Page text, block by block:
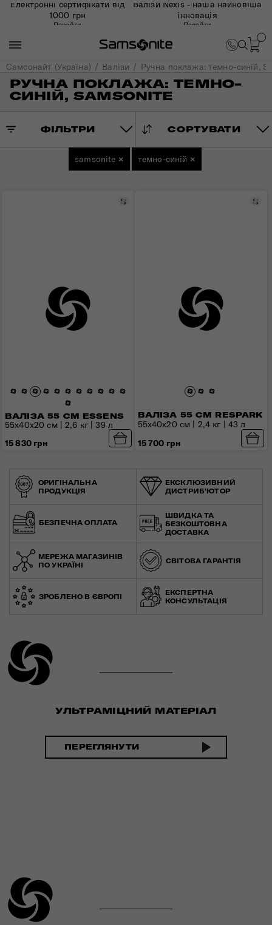
Електронні сертифікати від
1000 грн
Перейти
Валізи Nexis - наша найновіша
інновація
Перейти
Самсонайт (Україна) Валізи Ручна поклажа: темно-синій,
РУЧНА ПОКЛАЖА: ТЕМНО-
СИНІЙ, SAMSONITE
ФІЛЬТРИ СОРТУВАТИ
samsonite × темно-синій ×
ВАЛІЗА 55 СМ ESSENS
Порівняти
55x40x20 см | 2,6 кг | 39 л
15 830 грн
ВАЛІЗА 55 СМ RESPARK
55x40x20 см | 2,4 кг | 43 л
15 700 грн
АЛЮМІНІЄВІ
ВАЛІЗИ
ОРИГІНАЛЬНА
ПРОДУКЦІЯ
ЕКСКЛЮЗИВНИЙ
ДИСТРИБ'ЮТОР
БЕЗПЕЧНА ОПЛАТА
ШВИДКА ТА
БЕЗКОШТОВНА
ДОСТАВКА
МЕРЕЖА МАГАЗИНІВ
ПО УКРАЇНІ
СВІТОВА ГАРАНТІЯ
ЗРОБЛЕНО В ЄВРОПІ
ЕКСПЕРТНА
КОНСУЛЬТАЦІЯ
УЛЬТРАМІЦНИЙ МАТЕРІАЛ
ПЕРЕГЛЯНУТИ